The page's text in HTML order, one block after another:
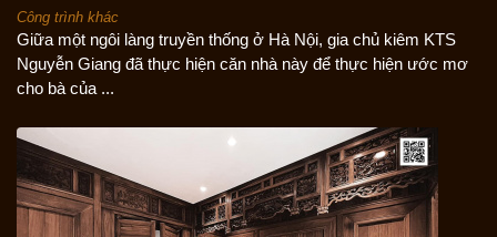
Công trình khác
Giữa một ngôi làng truyền thống ở Hà Nội, gia chủ kiêm KTS
Nguyễn Giang đã thực hiện căn nhà này để thực hiện ước mơ
cho bà của ...